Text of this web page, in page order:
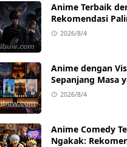
Anime Terbaik
Rekomendasi
Mind-Blowing
2026/8/4
Anime dengan
Sepanjang Masa
Tonton
2026/8/4
Anime Comedy
Ngakak: